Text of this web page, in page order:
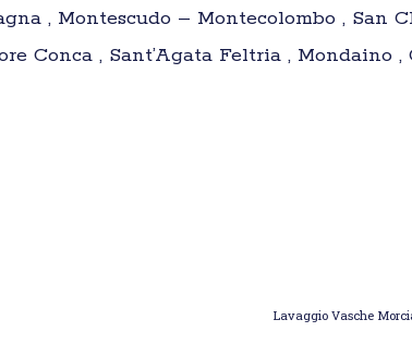
, Montescudo – Montecolombo , San
Conca , Sant’Agata Feltria , Mondaino ,
Lavaggio Vasche